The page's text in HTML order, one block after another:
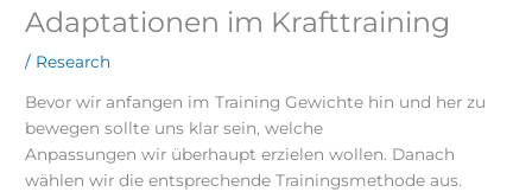
Adaptationen im Krafttraining
/ Research
Bevor wir anfangen im Training Gewichte hin und her zu
bewegen sollte uns klar sein, welche
Anpassungen wir überhaupt erzielen wollen. Danach
wählen wir die entsprechende Trainingsmethode aus.